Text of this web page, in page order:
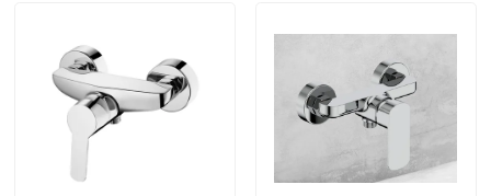
контроль качества
контактные данные